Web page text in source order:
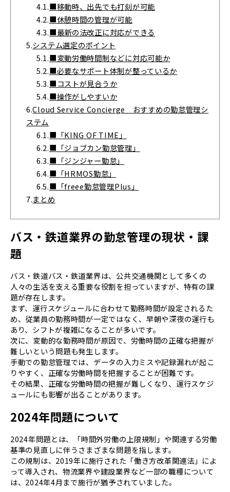
4.1.■移動時、出先でも打刻が可能
4.2.■休憩時間の管理が可能
4.3.■最新の法改正に対応ができる
5.システム選定のポイント
5.1.■変動労働時間制などに対応可能か
5.2.■必要なサポート体制が整っているか
5.3.■コストが見合うか
5.4.■操作がしやすいか
6.Cloud Service Concierge おすすめの勤怠管理シ
ステム
6.1.■「KING OF TIME」
6.2.■「ジョブカン勤怠管理」
6.3.■「ジンジャー勤怠」
6.4.■「HRMOS勤怠」
6.5.■「freee勤怠管理Plus」
7.まとめ
バス・鉄道業界の勤怠管理の現状・課
題
バス・鉄道バス・鉄道業界は、公共交通機関として多くの
人々の生活を支える重要な役割を担っていますが、特有の課
題が存在します。
まず、運行スケジュールに合わせて勤務時間が設定されるた
め、従業員の勤務時間が一定ではなく、早朝や深夜の運行も
あり、シフトが複雑になることが多いです。
次に、変動的な勤務時間が原因で、労働時間の正確な把握が
難しいという問題も発生します。
手動での勤怠管理では、データの入力ミスや記録漏れが起こ
りやすく、正確な労働時間を把握することが困難です。
その結果、正確な労働時間の把握が難しくなり、運行スケジ
ュールにも影響が出ることがあります。
2024年問題について
2024年問題とは、「時間外労働の上限規制」や関連する労働
基準の見直しに伴うさまざまな問題を指します。
この規制は、2019年に施行された「働き方改革関連法」によ
って導入され、物流業界や建設業界など一部の職種について
は、2024年4月まで施行が猶予されていました。